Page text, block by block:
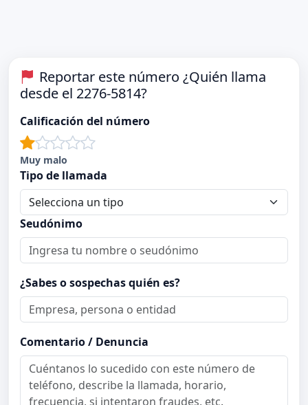
Reportar este número ¿Quién llama
desde el 2276-5814?
Calificación del número
Muy malo
Tipo de llamada
Seudónimo
¿Sabes o sospechas quién es?
Comentario / Denuncia